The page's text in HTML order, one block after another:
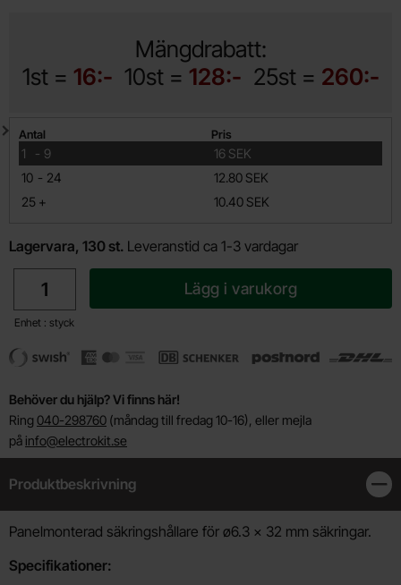
Mängdrabatt:
1st = 16:- 10st = 128:- 25st = 260:-
Mängdrabatt
Antal Pris
1 -
till 9
16 SEK
10 -
till 24
12.80 SEK
25 +
till 10.40 SEK
Lagervara, 130 st. Leveranstid ca 1-3 vardagar
Enhet : styck
Lägg i varukorg
Behöver du hjälp? Vi finns här!
Ring 040-298760 (måndag till fredag 10-16), eller mejla
på info@electrokit.se
Produktbeskrivning
Produktbeskrivning
Panelmonterad säkringshållare för ø6.3 x 32 mm säkringar.
Specifikationer: